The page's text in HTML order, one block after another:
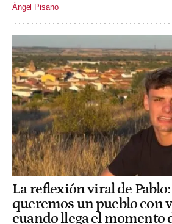
Ángel Pisano
La reflexión viral de Pablo:
queremos un pueblo con
cuando llega el momento